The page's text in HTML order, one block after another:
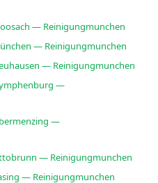
— Reinigungmunchen
— Reinigungmunchen
— Reinigungmunchen
—
—
— Reinigungmunchen
— Reinigungmunchen